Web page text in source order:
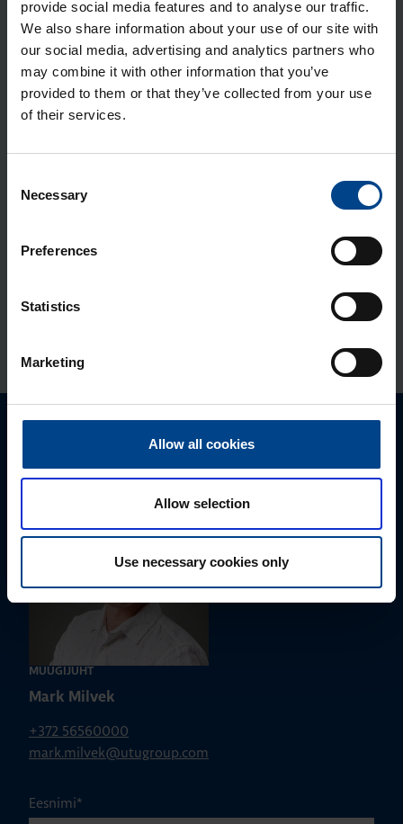
provide social media features and to analyse our traffic.
We also share information about your use of our site with
our social media, advertising and analytics partners who
may combine it with other information that you’ve
provided to them or that they’ve collected from your use
of their services.
Selection
Necessary
Preferences
Statistics
Marketing
Allow all cookies
Allow selection
Use necessary cookies only
Jao­tus­kilp Orion Plus, aknaga,
350x300x200 mm, metall, IP65
Tootekood: FL155A
Jao­tus­kilp Orion Plus, 350x300x160
Jao­tus­kilp Orion Plus, 350x300x160
Palun võtke meiega ühendust
MÜÜGIJUHT
Mark Milvek
+372 56560000
mark.milvek@utugroup.com
Eesnimi*